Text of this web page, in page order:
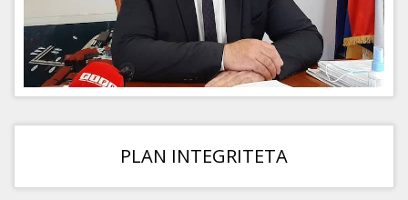
PLAN INTEGRITETA